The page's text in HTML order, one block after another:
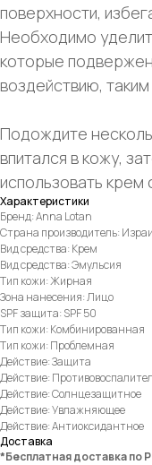
поверхности,
Необходимо
которые
воздействию,
Подождите
впитался в кожу,
использовать крем
Характеристики
Бренд: Anna Lotan
Страна производитель:
Вид средства: Крем
Вид средства: Эмульсия
Тип кожи: Жирная
Зона нанесения: Лицо
SPF защита: SPF 50
Тип кожи: Комбинированная
Тип кожи: Проблемная
Действие: Защита
Действие:
Действие: Солнцезащитное
Действие: Увлажняющее
Действие: Антиоксидантное
Доставка
*Бесплатная доставка по